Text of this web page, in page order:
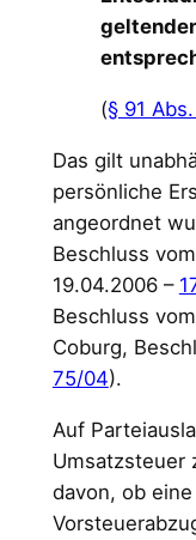
(§ 91
Das gilt
persönliche
angeordnet
Beschluss vom
19.04.2006 –
Beschluss
Coburg,
75/04).
Auf
Umsatzsteuer
davon, ob eine